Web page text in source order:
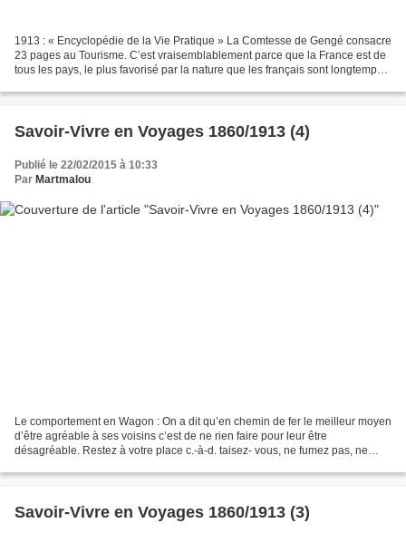
1913 : « Encyclopédie de la Vie Pratique » La Comtesse de Gengé consacre
23 pages au Tourisme. C’est vraisemblablement parce que la France est de
tous les pays, le plus favorisé par la nature que les français sont longtemps
Savoir-Vivre en Voyages 1860/1913 (4)
Publié le 22/02/2015 à 10:33
Par Martmalou
Le comportement en Wagon : On a dit qu’en chemin de fer le meilleur moyen
d’être agréable à ses voisins c’est de ne rien faire pour leur être
désagréable. Restez à votre place c.-à-d. taisez- vous, ne fumez pas, ne
Savoir-Vivre en Voyages 1860/1913 (3)